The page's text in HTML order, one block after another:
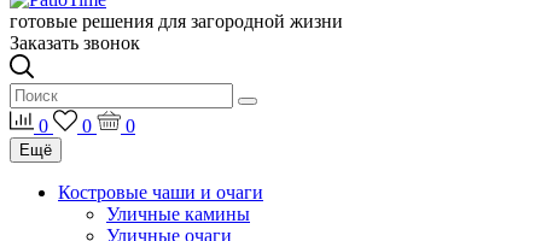
готовые решения для загородной жизни
Заказать звонок
0 0 0
Ещё
Костровые чаши и очаги
Уличные камины
Уличные очаги